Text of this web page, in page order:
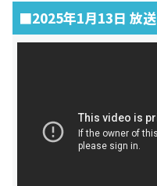
■2025年1月13日 放送